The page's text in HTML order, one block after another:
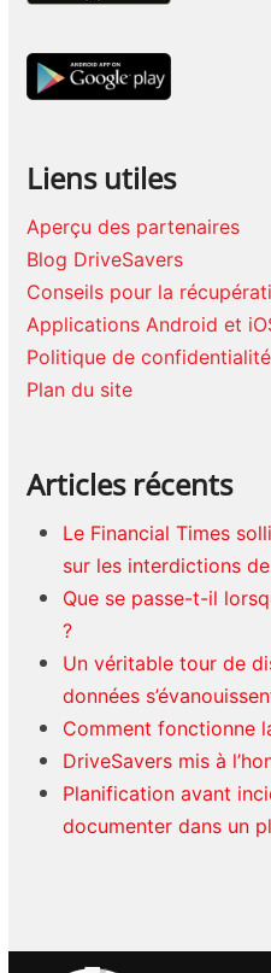
Liens utiles
Aperçu des partenaires
Blog DriveSavers
Conseils pour la
Applications Android et
Politique de confidentialité
Plan du site
Articles récents
Le Financial Times
sur les interdictions
Que se passe-t-il
?
Un véritable tour de
données
Comment fonctionne
DriveSavers mis à
Planification avant
documenter dans un